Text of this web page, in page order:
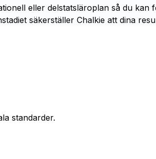
eller delstatsläroplan så du
säkerställer Chalkie att dina
standarder.